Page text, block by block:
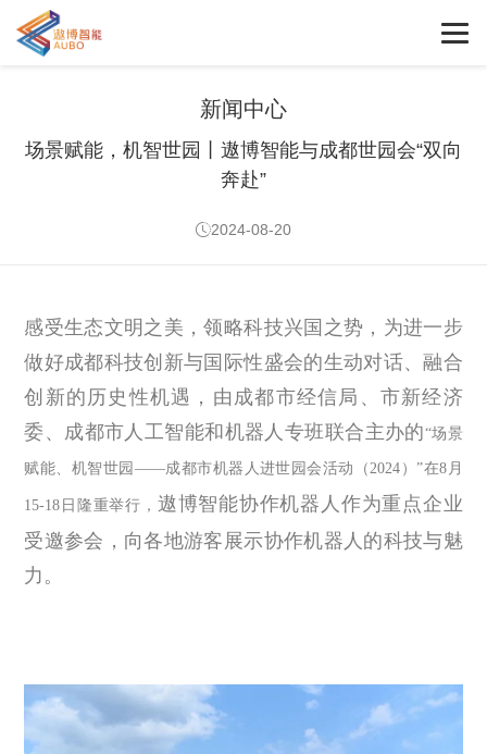
新闻中心
场景赋能，机智世园丨遨博智能与成都世园会“双向
奔赴”
2024-08-20
感受生态文明之美，领略科技兴国之势，为进一步
做好成都科技创新与国际性盛会的生动对话、融合
创新的历史性机遇，由成都市经信局、市新经济
委、成都市人工智能和机器人专班联合主办的“场景
赋能、机智世园——成都市机器人进世园会活动（2024 ）”在8 月
15-18 日隆重举行， 遨博智能协作机器人作为重点企业
受邀参会，向各地游客展示协作机器人的科技与魅
力。